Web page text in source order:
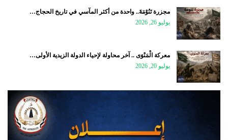
مجزرة تَنُوْمَةَ.. واحدة من أكثر المآسي في تاريخ الحجاج…
يوليو 26, 2026
معركة الْمَنْوَى .. آخر محاولة لإحياء الدولة الزيدية الأولى…
يوليو 20, 2026